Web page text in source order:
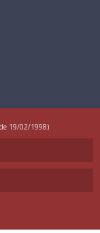
19/02/1998)